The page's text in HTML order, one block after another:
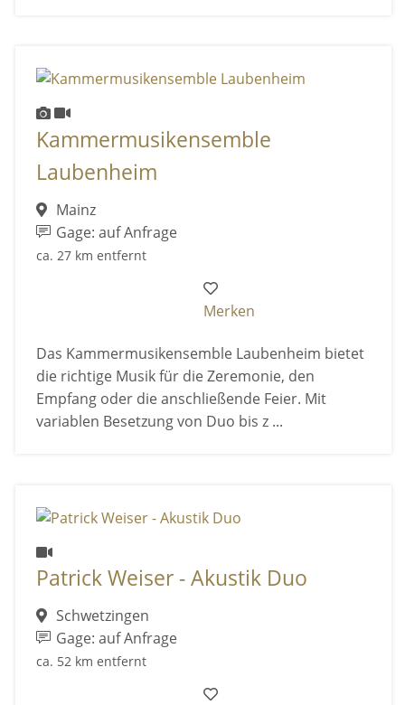
Kammermusikensemble
Laubenheim
Mainz
Gage: auf Anfrage
ca. 27 km entfernt
Merken
Das Kammermusikensemble Laubenheim bietet
die richtige Musik für die Zeremonie, den
Empfang oder die anschließende Feier. Mit
variablen Besetzung von Duo bis z ...
Patrick Weiser - Akustik Duo
Schwetzingen
Gage: auf Anfrage
ca. 52 km entfernt